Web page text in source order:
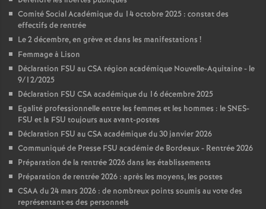
Comité Social Académique du 14 octobre 2025 : constat des
effectifs de rentrée
Le 2 décembre, en grève et dans les manifestations !
Femmage à Lison
Déclaration FSU au CSA région académique Nouvelle-Aquitaine - le
9/12/2025
Déclaration FSU CSA académique du 16 décembre 2025
Egalité professionnelle entre les femmes et les hommes : le SNES-
FSU et la FSU toujours aux avant-postes
Déclaration FSU au CSA académique du 30 janvier 2026
Communiqué de Presse FSU académie de Bordeaux - Rentrée 2026
Préparation de la rentrée 2026 dans les établissements
Préparation de rentrée 2026 : après les moyens, les postes
CSAA du 24 mars 2026 : de nombreux points soumis au vote des
représentant·es des personnels